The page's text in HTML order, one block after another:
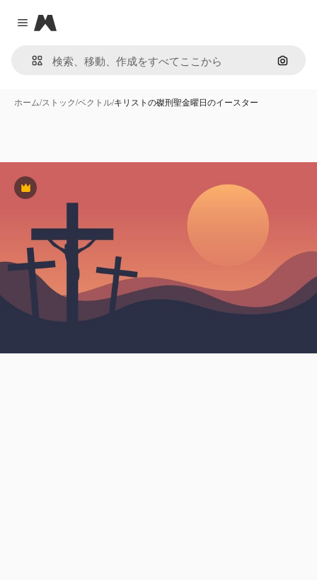
Close menu
Magnific
画像で
ホーム/ストック/ベクトル/キリストの磔刑聖金曜日のイースター
Premium